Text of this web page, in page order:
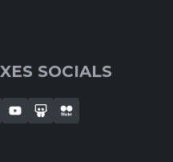
SOCIALS